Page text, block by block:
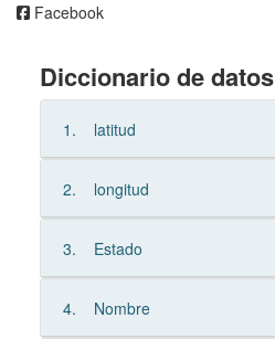
Facebook
Diccionario de datos
1. latitud
2. longitud
3. Estado
4. Nombre